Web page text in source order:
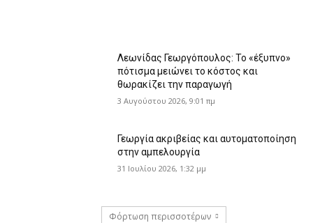
Λεωνίδας Γεωργόπουλος: Το «έξυπνο»
πότισμα μειώνει το κόστος και
θωρακίζει την παραγωγή
3 Αυγούστου 2026, 9:01 πμ
Γεωργία ακριβείας και αυτοματοποίηση
στην αμπελουργία
31 Ιουλίου 2026, 1:32 μμ
Φόρτωση περισσοτέρων